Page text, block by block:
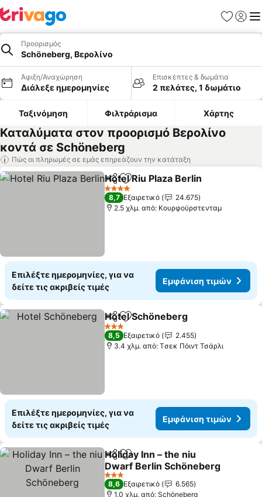
Προορισμός
Schöneberg, Βερολίνο
Άφιξη/Αναχώρηση
Διάλεξε ημερομηνίες
Επισκέπτες & δωμάτια
2 πελάτες, 1 δωμάτιο
Ταξινόμηση Φιλτράρισμα Χάρτης
Καταλύματα στον προορισμό Βερολίνο
κοντά σε Schöneberg
Πώς οι πληρωμές σε εμάς επηρεάζουν την κατάταξη
Κοινοποίηση
Προσθήκη στα αγαπημένα
Hotel Riu Plaza Berlin
4 Αστέρια
8,7 Εξαιρετικό
24.675
2.5 χλμ. από: Κουρφούρστενταμ
Επιλέξτε ημερομηνίες, για να
δείτε τις ακριβείς τιμές
Εμφάνιση τιμών
Κοινοποίηση
Προσθήκη στα αγαπημένα
Hotel Schöneberg
3 Αστέρια
8,5 Εξαιρετικό
2.455
3.4 χλμ. από: Tσεκ Πόιντ Τσάρλι
Επιλέξτε ημερομηνίες, για να
δείτε τις ακριβείς τιμές
Εμφάνιση τιμών
Κοινοποίηση
Προσθήκη στα αγαπημένα
Holiday Inn – the niu
Dwarf Berlin Schöneberg
3 Αστέρια
8,6 Εξαιρετικό
6.565
1.0 χλμ. από: Schöneberg